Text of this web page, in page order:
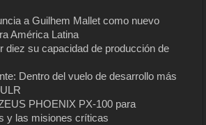
a Guilhem Mallet como nuevo
América Latina
diez su capacidad de producción de
Dentro del vuelo de desarrollo más
PHOENIX PX-100 para
y las misiones críticas